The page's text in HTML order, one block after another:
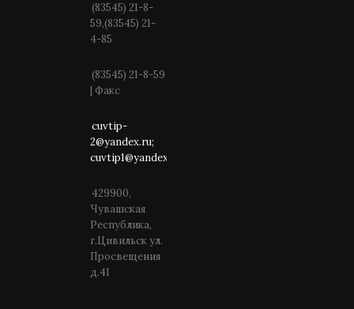
(83545) 21-8-
59,(83545) 21-
4-85
(83545) 21-8-59
| Факс
cuvtip-
2@yandex.ru;
cuvtip1@yandex.ru
429900,
Чувашская
Республика,
г.Цивильск ул.
Просвещения
д.41